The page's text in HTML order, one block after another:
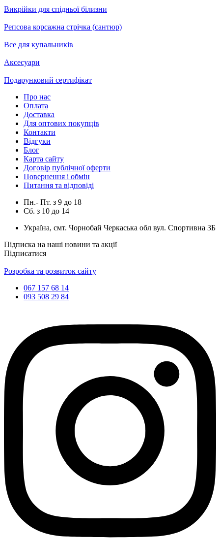
Викрійки для спідньої білизни
Репсова корсажна стрічка (сантюр)
Все для купальників
Аксесуари
Подарунковий сертифікат
Про нас
Оплата
Доставка
Для оптових покупців
Контакти
Відгуки
Блог
Карта сайту
Договір публічної оферти
Повернення і обмін
Питання та відповіді
Пн.- Пт. з 9 до 18
Сб. з 10 до 14
Україна, смт. Чорнобай Черкаська обл вул. Спортивна 3Б
Підписка на наші новини та акції
Підписатися
Розробка та розвиток сайту
067 157 68 14
093 508 29 84